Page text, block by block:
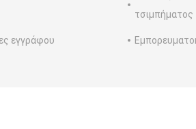
τσιμπήματος
εγγράφου